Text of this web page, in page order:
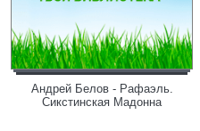
Андрей Белов - Рафаэль.
Сикстинская Мадонна